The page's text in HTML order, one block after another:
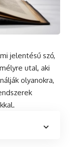
jelentésű szó,
utal, aki
olyanokra,